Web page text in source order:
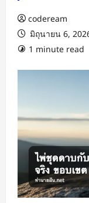
codeream
มิถุนายน 6,
1 minute read